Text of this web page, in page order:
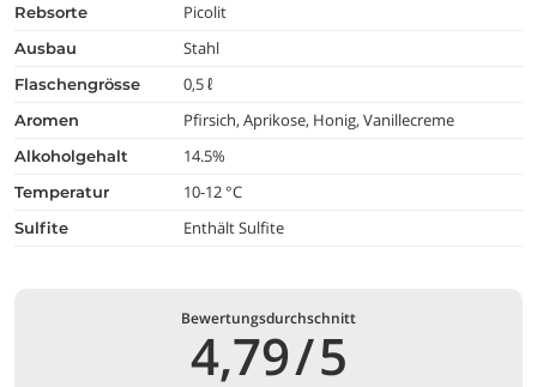
rebsorte Picolit
ausbau Stahl
flaschengrösse 0,5 ℓ
aromen Pfirsich, Aprikose, Honig, Vanillecreme
alkoholgehalt 14.5%
temperatur 10-12 °C
Sulfite Enthält Sulfite
Bewertungsdurchschnitt
4,79/5